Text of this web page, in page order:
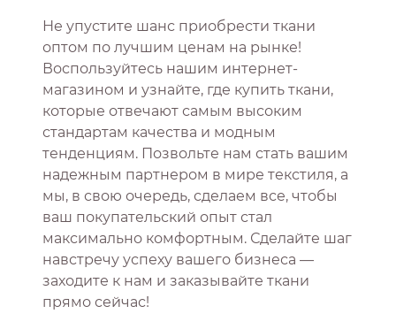
Не упустите шанс приобрести ткани
оптом по лучшим ценам на рынке!
Воспользуйтесь нашим интернет-
магазином и узнайте, где купить ткани,
которые отвечают самым высоким
стандартам качества и модным
тенденциям. Позвольте нам стать вашим
надежным партнером в мире текстиля, а
мы, в свою очередь, сделаем все, чтобы
ваш покупательский опыт стал
максимально комфортным. Сделайте шаг
навстречу успеху вашего бизнеса —
заходите к нам и заказывайте ткани
прямо сейчас!